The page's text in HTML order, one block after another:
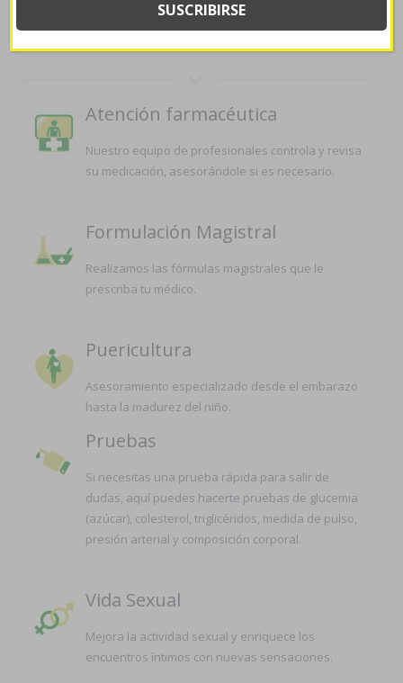
LA FARMACIA
Atención farmacéutica
Nuestro equipo de profesionales controla y revisa
su medicación, asesorándole si es necesario.
Formulación Magistral
Realizamos las fórmulas magistrales que le
prescriba tu médico.
Puericultura
Asesoramiento especializado desde el embarazo
hasta la madurez del niño.
Pruebas
Si necesitas una prueba rápida para salir de
dudas, aquí puedes hacerte pruebas de glucemia
(azúcar), colesterol, triglicéridos, medida de pulso,
presión arterial y composición corporal.
Vida Sexual
Mejora la actividad sexual y enriquece los
encuentros íntimos con nuevas sensaciones.